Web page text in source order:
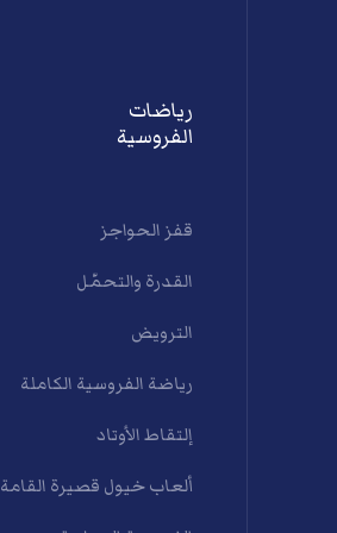
رياضات
الفروسية
قفز الحواجز
القدرة والتحمّل
الترويض
رياضة الفروسية الكاملة
إلتقاط الأوتاد
ألعاب خيول قصيرة القامة